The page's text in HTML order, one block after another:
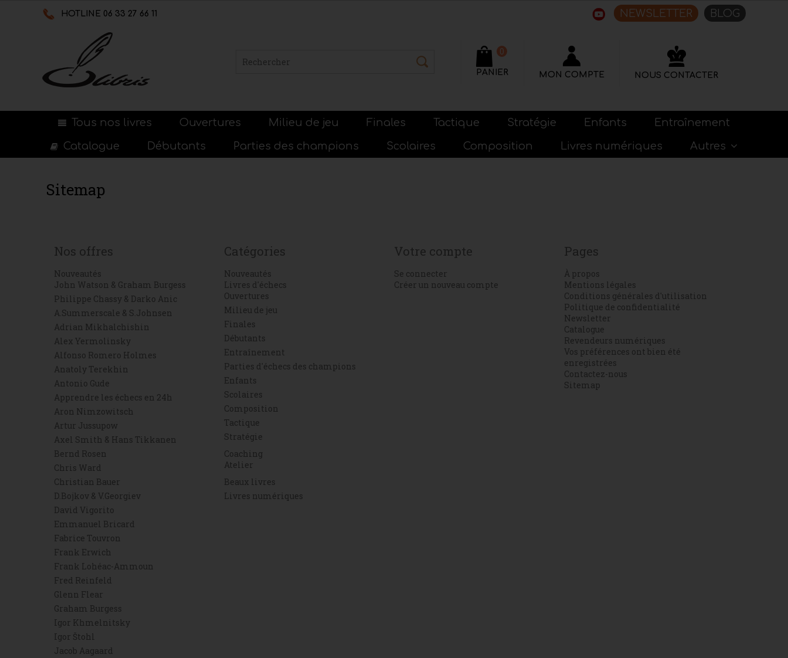
HOTLINE 06 33 27 66 11 NEWSLETTER BLOG
PANIER
0
MON COMPTE NOUS CONTACTER
Tous nos livres Ouvertures Milieu de jeu Finales Tactique Stratégie Enfants
Entraînement
Catalogue
Débutants Parties des champions Scolaires Composition Livres numériques Autres
Sitemap
Nos offres
Nouveautés
John Watson & Graham Burgess
Philippe Chassy & Darko Anic
A.Summerscale & S.Johnsen
Adrian Mikhalchishin
Alex Yermolinsky
Alfonso Romero Holmes
Anatoly Terekhin
Antonio Gude
Apprendre les échecs en 24h
Aron Nimzowitsch
Artur Jussupow
Axel Smith & Hans Tikkanen
Bernd Rosen
Chris Ward
Christian Bauer
D.Bojkov & V.Georgiev
David Vigorito
Emmanuel Bricard
Fabrice Touvron
Frank Erwich
Frank Lohéac-Ammoun
Fred Reinfeld
Glenn Flear
Graham Burgess
Igor Khmelnitsky
Igor Štohl
Jacob Aagaard
Catégories
Nouveautés
Livres d'échecs
Ouvertures
Milieu de jeu
Finales
Débutants
Entraînement
Parties d'échecs des champions
Enfants
Scolaires
Composition
Tactique
Stratégie
Coaching
Atelier
Beaux livres
Livres numériques
Votre compte
Se connecter
Créer un nouveau compte
Pages
À propos
Mentions légales
Conditions générales d'utilisation
Politique de confidentialité
Newsletter
Catalogue
Revendeurs numériques
Vos préférences ont bien été
enregistrées
Contactez-nous
Sitemap